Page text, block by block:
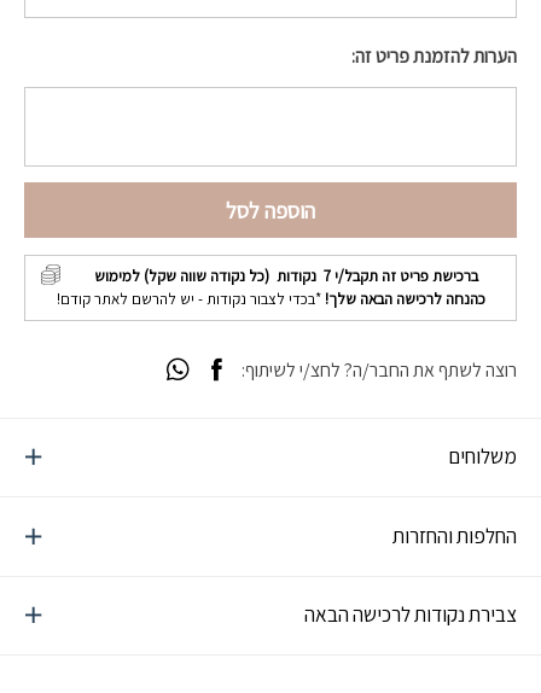
הערות להזמנת פריט זה:
הוספה לסל
ברכישת פריט זה תקבל/י 7 נקודות (כל נקודה שווה שקל) למימוש
כהנחה לרכישה הבאה שלך! *בכדי לצבור נקודות - יש להרשם לאתר קודם!
משלוחים
החלפות והחזרות
צבירת נקודות לרכישה הבאה
רוצה לשתף את החבר/ה? לחצ/י לשיתוף: